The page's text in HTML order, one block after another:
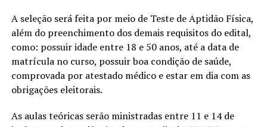
A seleção será feita por meio de Teste de Aptidão Física,
além do preenchimento dos demais requisitos do edital,
como: possuir idade entre 18 e 50 anos, até a data de
matrícula no curso, possuir boa condição de saúde,
comprovada por atestado médico e estar em dia com as
obrigações eleitorais.
As aulas teóricas serão ministradas entre 11 e 14 de